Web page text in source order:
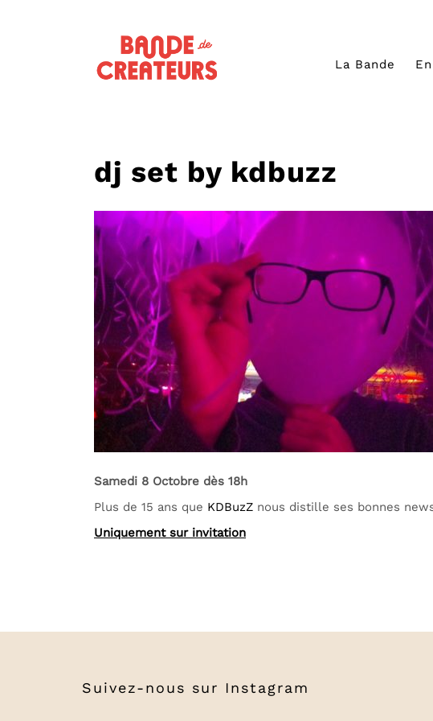
La Bande
dj set by kdbuzz
Samedi 8 Octobre dès 18h
Plus de 15 ans que KDBuzZ nous distille ses bonnes
Uniquement sur invitation
Suivez-nous sur Instagram